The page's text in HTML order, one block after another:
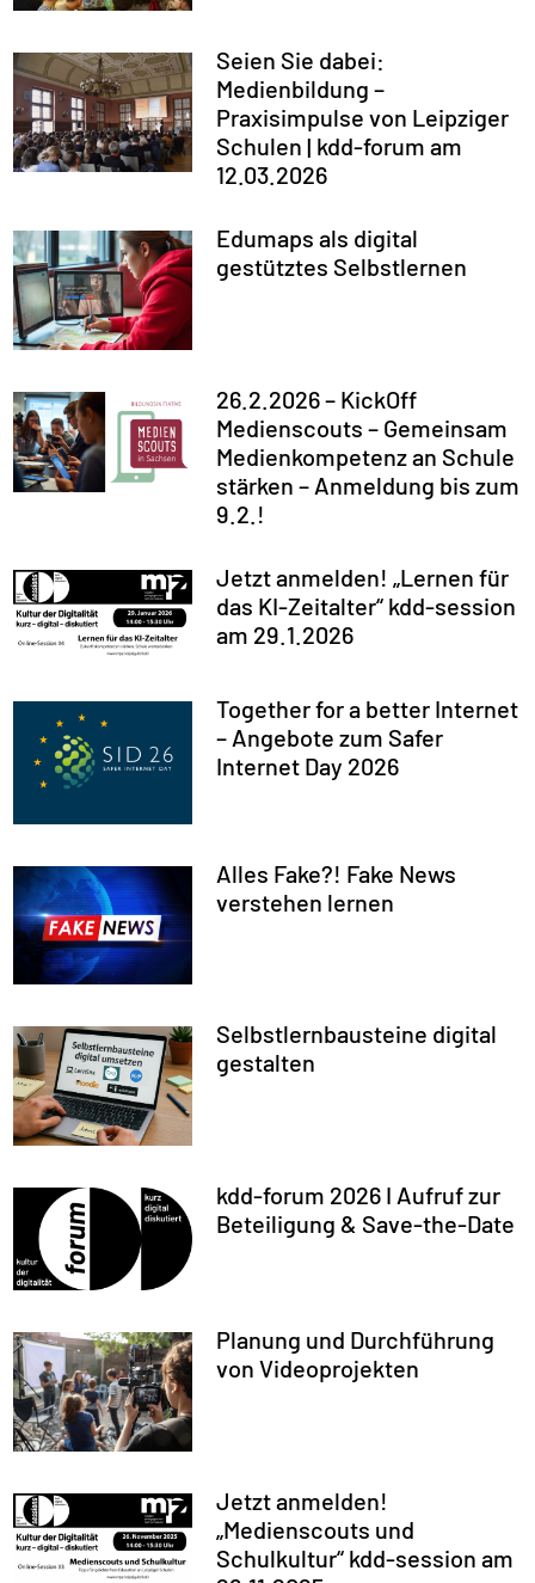
Seien Sie dabei:
Medienbildung –
Praxisimpulse von Leipziger
Schulen | kdd-forum am
12.03.2026
Edumaps als digital
gestütztes Selbstlernen
26.2.2026 – KickOff
Medienscouts – Gemeinsam
Medienkompetenz an Schule
stärken – Anmeldung bis zum
9.2.!
Jetzt anmelden! „Lernen für
das KI-Zeitalter“ kdd-session
am 29.1.2026
Together for a better Internet
– Angebote zum Safer
Internet Day 2026
Alles Fake?! Fake News
verstehen lernen
Selbstlernbausteine digital
gestalten
kdd-forum 2026 I Aufruf zur
Beteiligung & Save-the-Date
Planung und Durchführung
von Videoprojekten
Jetzt anmelden!
„Medienscouts und
Schulkultur“ kdd-session am